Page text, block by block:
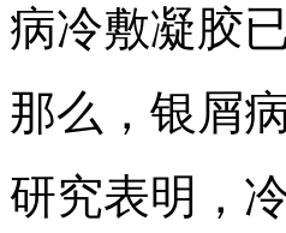
病冷敷凝胶
那么，银屑
研究表明，